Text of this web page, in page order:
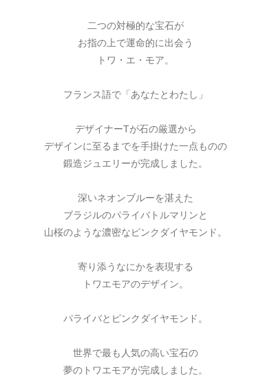
二つの対極的な宝石が
お指の上で運命的に出会う
トワ・エ・モア。
フランス語で「あなたとわたし」
デザイナーTが石の厳選から
デザインに至るまでを手掛けた一点ものの
鍛造ジュエリーが完成しました。
深いネオンブルーを湛えた
ブラジルのパライバトルマリンと
山桜のような濃密なピンクダイヤモンド。
寄り添うなにかを表現する
トワエモアのデザイン。
パライバとピンクダイヤモンド。
世界で最も人気の高い宝石の
夢のトワエモアが完成しました。